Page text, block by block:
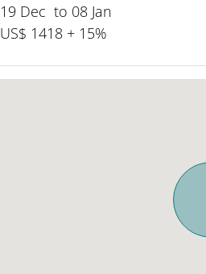
19 Dec to 08 Jan
US$ 1418 + 15%